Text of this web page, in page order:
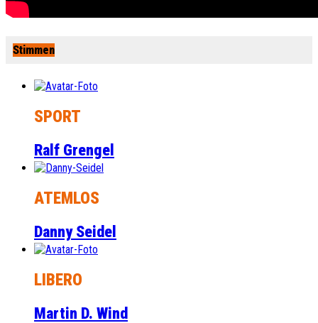
Stimmen
SPORT
Ralf Grengel
ATEMLOS
Danny Seidel
LIBERO
Martin D. Wind